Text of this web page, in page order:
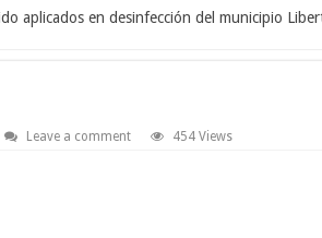
aplicados en desinfección del municipio
Leave a comment 454 Views